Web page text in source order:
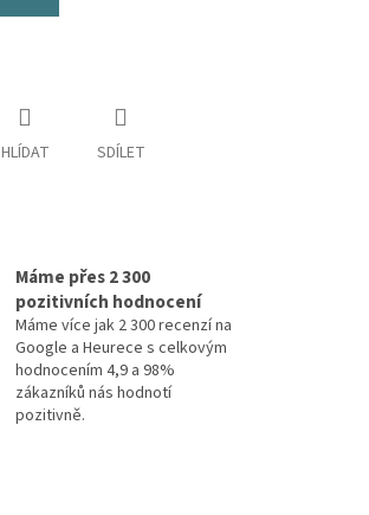
HLÍDAT SDÍLET
Máme přes 2 300
pozitivních hodnocení
Máme více jak 2 300 recenzí na
Google a Heurece s celkovým
hodnocením 4,9 a 98%
zákazníků nás hodnotí
pozitivně.